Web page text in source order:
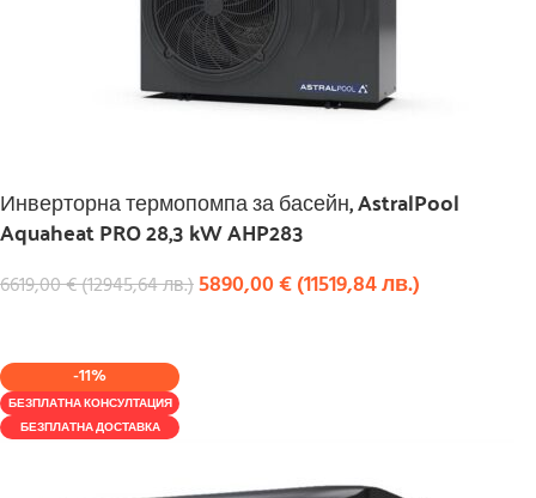
Инверторна термопомпа за басейн, AstralPool
Aquaheat PRO 28,3 kW AHP283
6619,00€(12945,64лв.)5890,00€(11519,84лв.)
-11%
БЕЗПЛАТНА КОНСУЛТАЦИЯ
БЕЗПЛАТНА ДОСТАВКА